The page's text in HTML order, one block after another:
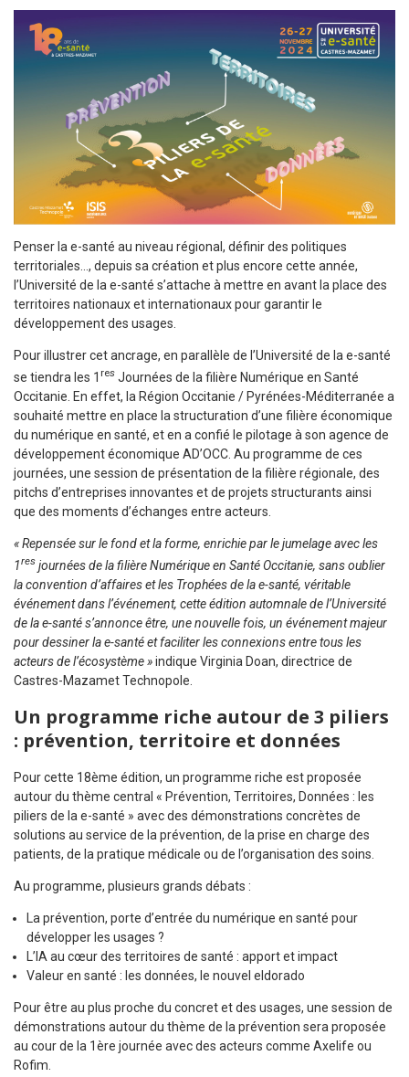
Penser la e-santé au niveau régional, définir des politiques
territoriales…, depuis sa création et plus encore cette année,
l’Université de la e-santé s’attache à mettre en avant la place des
territoires nationaux et internationaux pour garantir le
développement des usages.
Pour illustrer cet ancrage, en parallèle de l’Université de la e-santé
se tiendra les 1 res Journées de la filière Numérique en Santé
Occitanie. En effet, la Région Occitanie / Pyrénées-Méditerranée a
souhaité mettre en place la structuration d’une filière économique
du numérique en santé, et en a confié le pilotage à son agence de
développement économique AD’OCC. Au programme de ces
journées, une session de présentation de la filière régionale, des
pitchs d’entreprises innovantes et de projets structurants ainsi
que des moments d’échanges entre acteurs.
« Repensée sur le fond et la forme, enrichie par le jumelage avec les
1res journées de la filière Numérique en Santé Occitanie, sans oublier
la convention d’affaires et les Trophées de la e-santé, véritable
événement dans l’événement, cette édition automnale de l’Université
de la e-santé s’annonce être, une nouvelle fois, un événement majeur
pour dessiner la e-santé et faciliter les connexions entre tous les
acteurs de l’écosystème »indique Virginia Doan, directrice de
Castres-Mazamet Technopole.
Un programme riche autour de 3 piliers
: prévention, territoire et données
Pour cette 18ème édition, un programme riche est proposée
autour du thème central « Prévention, Territoires, Données : les
piliers de la e-santé » avec des démonstrations concrètes de
solutions au service de la prévention, de la prise en charge des
patients, de la pratique médicale ou de l’organisation des soins.
Au programme, plusieurs grands débats :
La prévention, porte d’entrée du numérique en santé pour
développer les usages ?
L’IA au cœur des territoires de santé : apport et impact
Valeur en santé : les données, le nouvel eldorado
Pour être au plus proche du concret et des usages, une session de
démonstrations autour du thème de la prévention sera proposée
au cour de la 1ère journée avec des acteurs comme Axelife ou
Rofim.